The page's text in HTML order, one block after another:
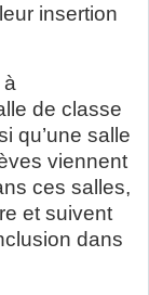
insertion
de classe
qu’une salle
viennent
ces salles,
et suivent
dans